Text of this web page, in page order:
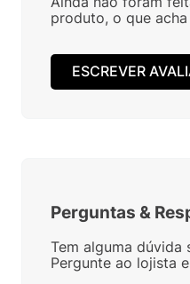
produto, o que
ESCREVER
Perguntas &
Tem alguma dúvida
Pergunte ao lojista